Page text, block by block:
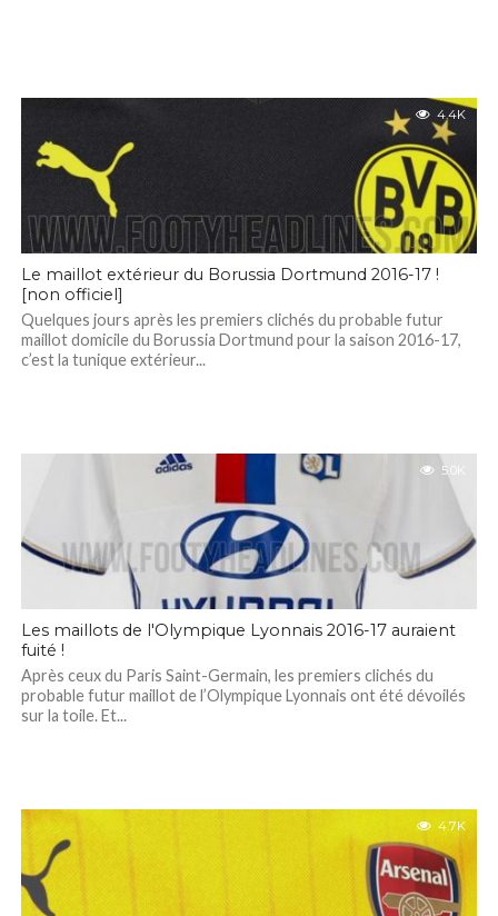
4.4K
Le maillot extérieur du Borussia Dortmund 2016-17 !
[non officiel]
Quelques jours après les premiers clichés du probable futur
maillot domicile du Borussia Dortmund pour la saison 2016-17,
c’est la tunique extérieur...
5.0K
Les maillots de l'Olympique Lyonnais 2016-17 auraient
fuité !
Après ceux du Paris Saint-Germain, les premiers clichés du
probable futur maillot de l’Olympique Lyonnais ont été dévoilés
sur la toile. Et...
4.7K